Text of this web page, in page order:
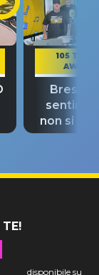
105 TAKE
AWAY
Bresh:
non si
fino alla
TE!
disponibile su